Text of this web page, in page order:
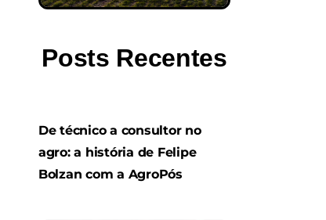
Posts Recentes
De técnico a consultor no
agro: a história de Felipe
Bolzan com a AgroPós